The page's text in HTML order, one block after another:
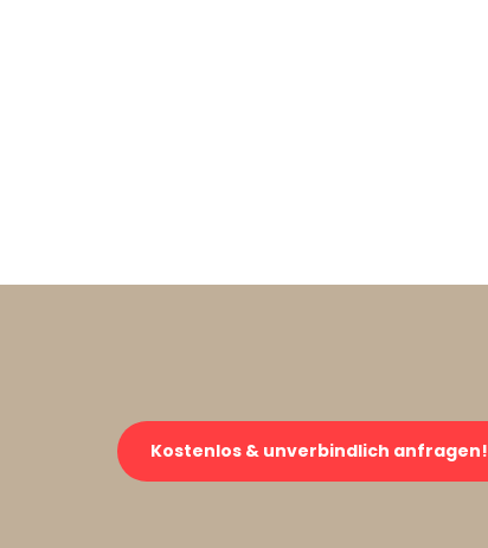
Kostenlos & unverbindlich anfragen!